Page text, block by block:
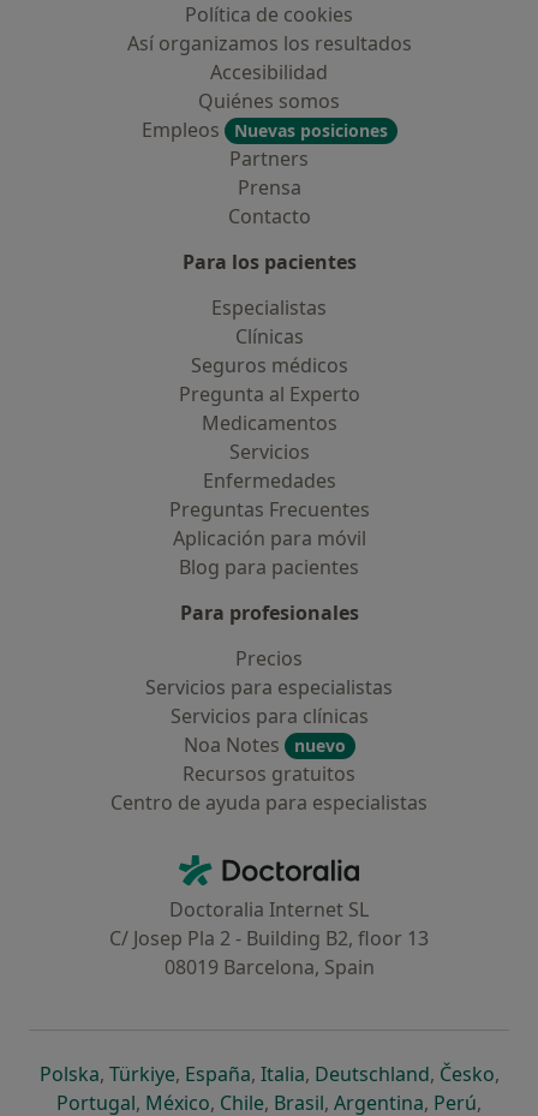
Política de cookies
Así organizamos los resultados
Accesibilidad
Quiénes somos
Empleos
Nuevas posiciones
Partners
Prensa
Contacto
Para los pacientes
Especialistas
Clínicas
Seguros médicos
Pregunta al Experto
Medicamentos
Servicios
Enfermedades
Preguntas Frecuentes
Aplicación para móvil
Blog para pacientes
Para profesionales
Precios
Servicios para especialistas
Servicios para clínicas
Noa Notes
nuevo
Recursos gratuitos
Centro de ayuda para especialistas
Doctoralia - Página de inicio
Doctoralia Internet SL
C/ Josep Pla 2 - Building B2, floor 13
08019 Barcelona, Spain
Polskase abre en una nueva pestaña
, Türkiyese abre en una nueva pestaña
, Españase abre en una nueva pestaña
, Italiase abre en una nueva
, Deutschlandse abre en
, Českose
,
Portugalse abre en una nueva pestaña
, Méxicose abre en una nueva pestaña
, Chilese abre en una nueva pestaña
, Brasilse abre en una nueva
, Argentinase abre en
, Perúse
,